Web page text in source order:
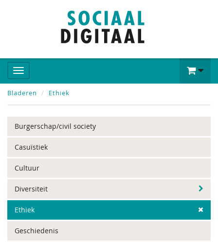
Bladeren Ethiek
Burgerschap/civil society
Casuïstiek
Cultuur
Diversiteit
Ethiek
Geschiedenis